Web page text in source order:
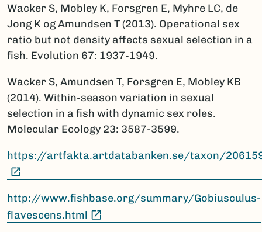
Wacker S, Mobley K, Forsgren E, Myhre LC, de
Jong K og Amundsen T (2013). Operational sex
ratio but not density affects sexual selection in a
fish. Evolution 67: 1937-1949.
Wacker S, Amundsen T, Forsgren E, Mobley KB
(2014). Within-season variation in sexual
selection in a fish with dynamic sex roles.
Molecular Ecology 23: 3587-3599.
https://artfakta.artdatabanken.se/taxon/
http://www.fishbase.org/summary/Gobiusculus-
flavescens.html